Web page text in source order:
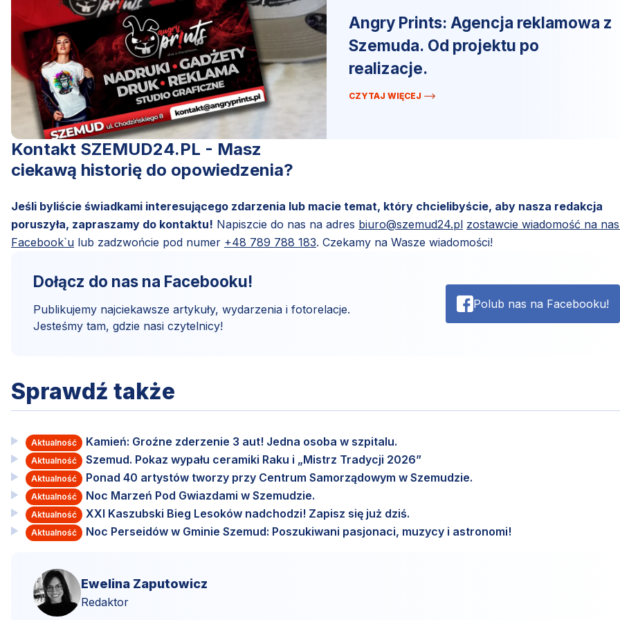
Angry Prints: Agencja reklamowa z
Szemuda. Od projektu po
realizacje.
CZYTAJ WIĘCEJ
Kontakt SZEMUD24.PL - Masz
ciekawą historię do opowiedzenia?
Jeśli byliście świadkami interesującego zdarzenia lub macie temat, który chcielibyście, aby nasza redakcja
poruszyła, zapraszamy do kontaktu! Napiszcie do nas na adres biuro@szemud24.pl zostawcie wiadomość na
Facebook`u lub zadzwońcie pod numer +48 789 788 183. Czekamy na Wasze wiadomości!
Dołącz do nas na Facebooku!
Publikujemy najciekawsze artykuły, wydarzenia i fotorelacje.
Jesteśmy tam, gdzie nasi czytelnicy!
Polub nas na Facebooku!
Sprawdź także
Aktualność Kamień: Groźne zderzenie 3 aut! Jedna osoba w szpitalu.
Aktualność Szemud. Pokaz wypału ceramiki Raku i „Mistrz Tradycji 2026”
Aktualność Ponad 40 artystów tworzy przy Centrum Samorządowym w Szemudzie.
Aktualność Noc Marzeń Pod Gwiazdami w Szemudzie.
Aktualność XXI Kaszubski Bieg Lesoków nadchodzi! Zapisz się już dziś.
Aktualność Noc Perseidów w Gminie Szemud: Poszukiwani pasjonaci, muzycy i astronomi!
Ewelina Zaputowicz
Redaktor